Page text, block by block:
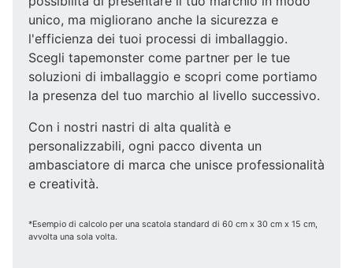
unico, ma migliorano anche la sicurezza e
l'efficienza dei tuoi processi di imballaggio.
Scegli tapemonster come partner per le tue
soluzioni di imballaggio e scopri come portiamo
la presenza del tuo marchio al livello successivo.
Con i nostri nastri di alta qualità e
personalizzabili, ogni pacco diventa un
ambasciatore di marca che unisce professionalità
e creatività.
*Esempio di calcolo per una scatola standard di 60 cm x 30 cm x 15 cm,
avvolta una sola volta.